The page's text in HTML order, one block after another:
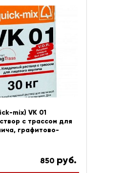
mix) VK 01
с трассом для
графитово-
850 руб.